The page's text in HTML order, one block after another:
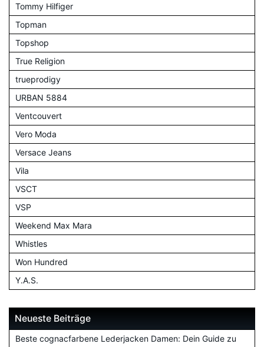
Tommy Hilfiger
Topman
Topshop
True Religion
trueprodigy
URBAN 5884
Ventcouvert
Vero Moda
Versace Jeans
Vila
VSCT
VSP
Weekend Max Mara
Whistles
Won Hundred
Y.A.S.
Neueste Beiträge
Beste cognacfarbene Lederjacken Damen: Dein Guide zu